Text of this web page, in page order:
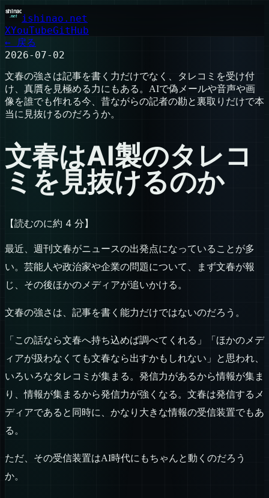
ishinao.net
XYouTubeGitHub
← 戻る
2026-07-02
文春の強さは記事を書く力だけでなく、タレコミを受け付
け、真贋を見極める力にもある。AIで偽メールや音声や画
像を誰でも作れる今、昔ながらの記者の勘と裏取りだけで本
当に見抜けるのだろうか。
文春はAI製のタレコ
ミを見抜けるのか
【読むのに約 4 分】
最近、週刊文春がニュースの出発点になっていることが多
い。芸能人や政治家や企業の問題について、まず文春が報
じ、その後ほかのメディアが追いかける。
文春の強さは、記事を書く能力だけではないのだろう。
「この話なら文春へ持ち込めば調べてくれる」「ほかのメデ
ィアが扱わなくても文春なら出すかもしれない」と思われ、
いろいろなタレコミが集まる。発信力があるから情報が集ま
り、情報が集まるから発信力が強くなる。文春は発信するメ
ディアであると同時に、かなり大きな情報の受信装置でもあ
る。
ただ、その受信装置はAI時代にもちゃんと動くのだろう
か。